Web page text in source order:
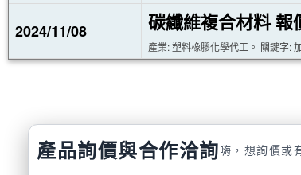
2024/11/08 碳纖維複合材料 報
產業: 塑料橡膠化學代工。 關鍵字:
產品詢價與合作洽詢嗨，想詢價或